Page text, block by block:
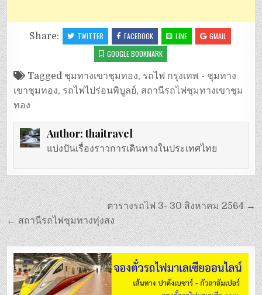
Share: TWITTER FACEBOOK LINE
GMAIL
GOOGLE BOOKMARK
Tagged ชุมทางเขาชุมทอง, รถไฟ กรุงเทพ - ชุมทาง
เขาชุมทอง, รถไฟไปร่อนพิบูลย์, สถานีรถไฟชุมทางเขาชุม
ทอง
Author:thaitravel
แบ่งปันเรื่องราวการเดินทางในประเทศไทย
แนะแนว
เรื่อง
ตารางรถไฟ 3- 30 สิงหาคม 2564 →
← สถานีรถไฟชุมทางทุ่งสง